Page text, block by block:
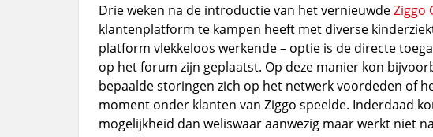
Drie weken na de introductie van het vernieuwdeZiggo
klantenplatform te kampen heeft met diverse
platform vlekkeloos werkende – optie is de directe
op het forum zijn geplaatst. Op deze manier kon
bepaalde storingen zich op het netwerk voordeden of
moment onder klanten van Ziggo speelde. Inderdaad
mogelijkheid dan weliswaar aanwezig maar werkt niet